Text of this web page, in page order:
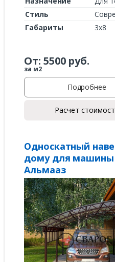
Ваш
Стиль
Габариты
3х8
От: 5500руб.
за м2
Подробнее
Расчет
Односкатный
дому для машины
Альмааз